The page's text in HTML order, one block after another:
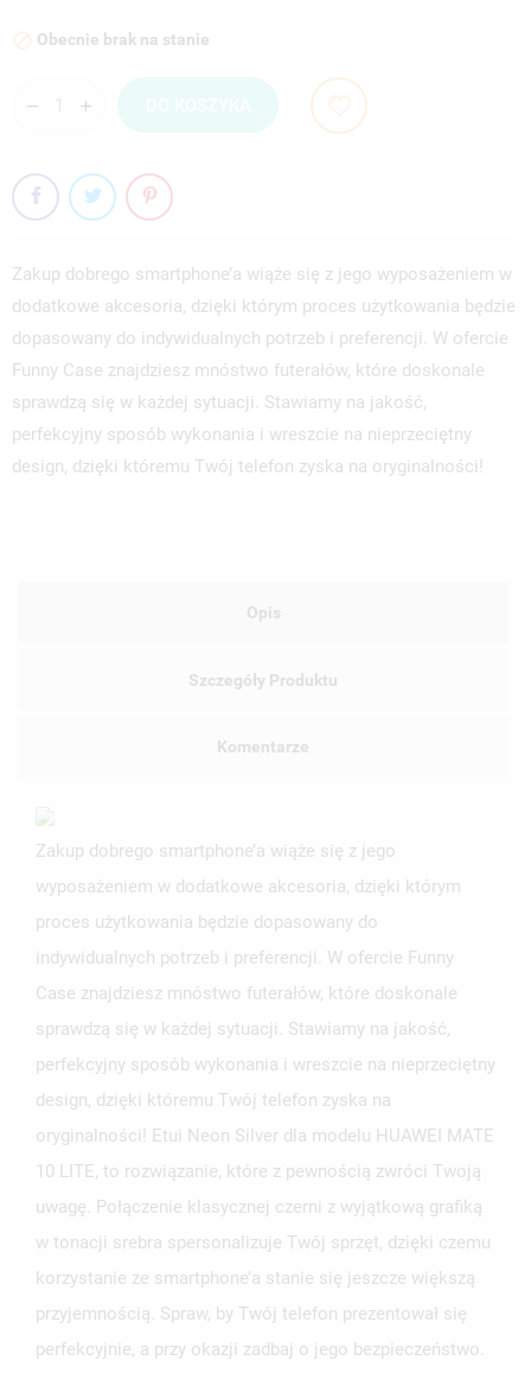
 Obecnie brak na stanie
Zakup dobrego smartphone’a wiąże się z jego wyposażeniem w
dodatkowe akcesoria, dzięki którym proces użytkowania będzie
dopasowany do indywidualnych potrzeb i preferencji. W ofercie
Funny Case znajdziesz mnóstwo futerałów, które doskonale
sprawdzą się w każdej sytuacji. Stawiamy na jakość,
perfekcyjny sposób wykonania i wreszcie na nieprzeciętny
design, dzięki któremu Twój telefon zyska na oryginalności!
Opis
Szczegóły Produktu
Komentarze
Zakup dobrego smartphone’a wiąże się z jego
wyposażeniem w dodatkowe akcesoria, dzięki którym
proces użytkowania będzie dopasowany do
indywidualnych potrzeb i preferencji. W ofercie Funny
Case znajdziesz mnóstwo futerałów, które doskonale
sprawdzą się w każdej sytuacji. Stawiamy na jakość,
perfekcyjny sposób wykonania i wreszcie na nieprzeciętny
design, dzięki któremu Twój telefon zyska na
oryginalności! Etui Neon Silver dla modelu HUAWEI MATE
10 LITE, to rozwiązanie, które z pewnością zwróci Twoją
uwagę. Połączenie klasycznej czerni z wyjątkową grafiką
w tonacji srebra spersonalizuje Twój sprzęt, dzięki czemu
korzystanie ze smartphone’a stanie się jeszcze większą
przyjemnością. Spraw, by Twój telefon prezentował się
perfekcyjnie, a przy okazji zadbaj o jego bezpieczeństwo.